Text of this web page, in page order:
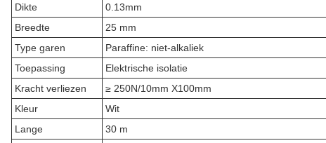
Dikte
0.13mm
Breedte
25 mm
Type garen
Paraffine: niet-alkaliek
Toepassing
Elektrische isolatie
Kracht verliezen
≥ 250N/10mm X100mm
Kleur
Wit
Lange
30 m